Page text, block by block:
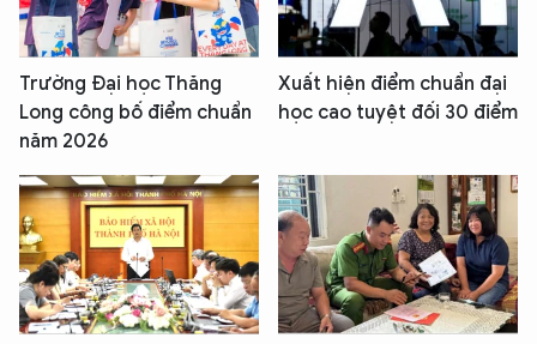
Trường Đại học Thăng
Long công bố điểm chuẩn
năm 2026
Xuất hiện điểm chuẩn đại
học cao tuyệt đối 30 điểm